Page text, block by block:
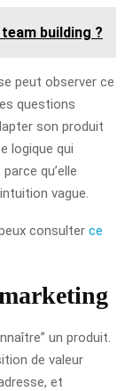
building ?
peut observer ce
questions
son produit
logique qui
qu’elle
vague.
consulter ce
un produit.
de valeur
et